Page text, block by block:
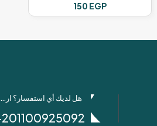
150 EGP
هل لديك أي استفسار؟ ارسل لنا عبر واتساب!
201100925092+